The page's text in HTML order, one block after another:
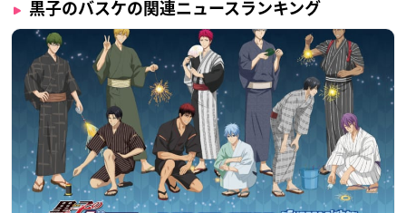
黒子のバスケの関連ニュースランキング